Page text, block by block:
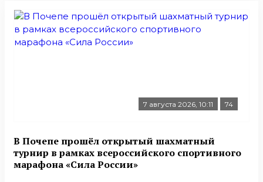
7 августа 2026, 10:11 74
В Почепе прошёл открытый шахматный
турнир в рамках всероссийского спортивного
марафона «Сила России»